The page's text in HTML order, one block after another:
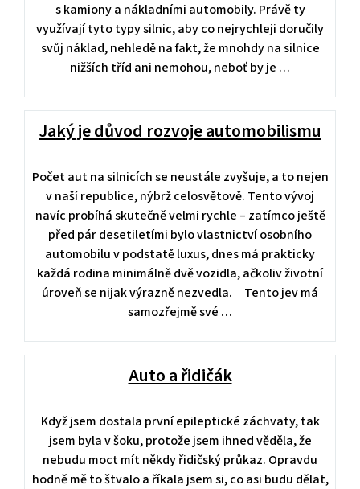
s kamiony a nákladními automobily. Právě ty
využívají tyto typy silnic, aby co nejrychleji doručily
svůj náklad, nehledě na fakt, že mnohdy na silnice
nižších tříd ani nemohou, neboť by je …
Jaký je důvod rozvoje automobilismu
Počet aut na silnicích se neustále zvyšuje, a to nejen
v naší republice, nýbrž celosvětově. Tento vývoj
navíc probíhá skutečně velmi rychle – zatímco ještě
před pár desetiletími bylo vlastnictví osobního
automobilu v podstatě luxus, dnes má prakticky
každá rodina minimálně dvě vozidla, ačkoliv životní
úroveň se nijak výrazně nezvedla. Tento jev má
samozřejmě své …
Auto a řidičák
Když jsem dostala první epileptické záchvaty, tak
jsem byla v šoku, protože jsem ihned věděla, že
nebudu moct mít někdy řidičský průkaz. Opravdu
hodně mě to štvalo a říkala jsem si, co asi budu dělat,